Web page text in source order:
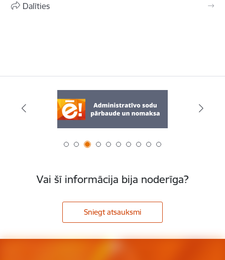
Dalīties
Vai šī informācija bija noderīga?
Sniegt atsauksmi